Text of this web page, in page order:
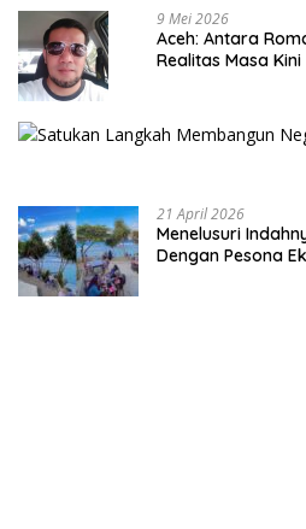
9 Mei 2026
Aceh: Antara
Realitas Masa Kini
21 April 2026
Menelusuri
Dengan Pesona